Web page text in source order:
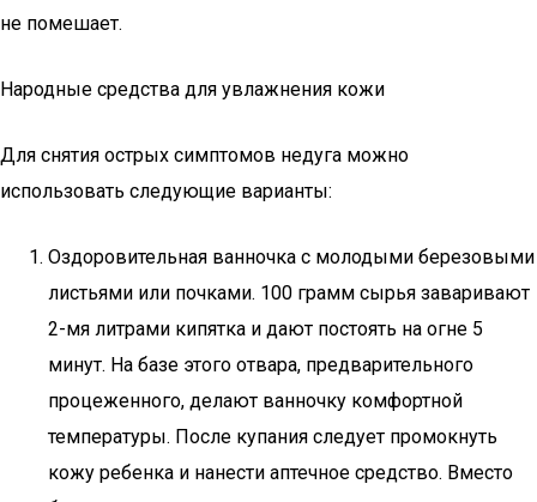
не помешает.
Народные средства для увлажнения кожи
Для снятия острых симптомов недуга можно
использовать следующие варианты:
Оздоровительная ванночка с молодыми березовыми
листьями или почками. 100 грамм сырья заваривают
2-мя литрами кипятка и дают постоять на огне 5
минут. На базе этого отвара, предварительного
процеженного, делают ванночку комфортной
температуры. После купания следует промокнуть
кожу ребенка и нанести аптечное средство. Вместо